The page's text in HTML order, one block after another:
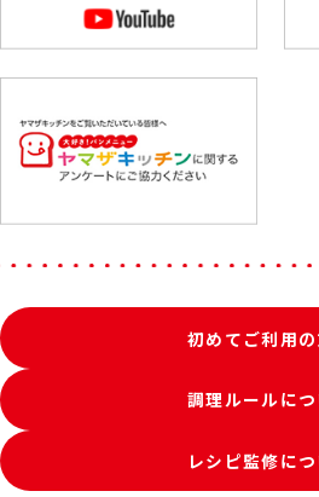
初めてご利用
調理ルールに
レシピ監修に